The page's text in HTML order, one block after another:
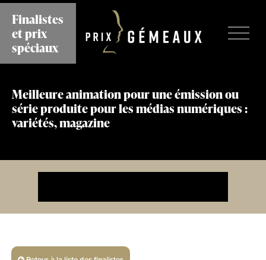
Aller
contenu
principal
Finalistes
et prix
spéciaux
Meilleure animation pour une émission ou
série produite pour les médias numériques :
variétés, magazine